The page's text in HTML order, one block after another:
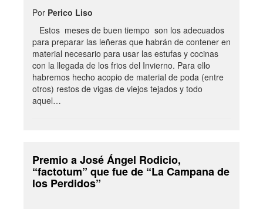
Por Perico Liso
Estos meses de buen tiempo son los adecuados
para preparar las leñeras que habrán de contener en
material necesario para usar las estufas y cocinas
con la llegada de los frios del Invierno. Para ello
habremos hecho acopio de material de poda (entre
otros) restos de vigas de viejos tejados y todo
aquel…
Premio a José Ángel Rodicio,
“factotum” que fue de “La Campana de
los Perdidos”